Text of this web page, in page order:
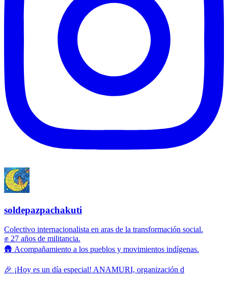
soldepazpachakuti
Colectivo internacionalista en aras de la transformación social.
✊ 27 años de militancia.
🛖 Acompañamiento a los pueblos y movimientos indígenas.
🎉 ¡Hoy es un día especial! ANAMURI, organización d